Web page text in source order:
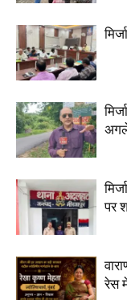
पर
रेस